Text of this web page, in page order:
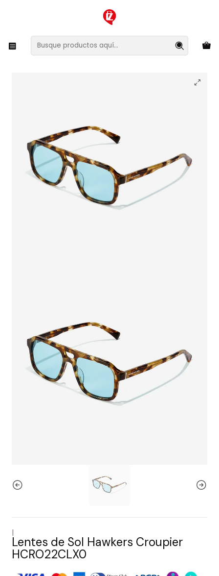
XMAS SALE ¡Compra antes de que la oferta termine!
Lentes y Accesorios Lentes de Sol
Lentes de Sol Hawkers Croupier HCRO22CLX0
|
Lentes de Sol Hawkers Croupier
HCRO22CLX0